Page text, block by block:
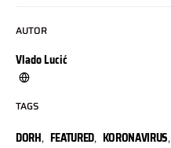
AUTOR
Vlado Lucić
TAGS
DORH, FEATURED, KORONAVIRUS,